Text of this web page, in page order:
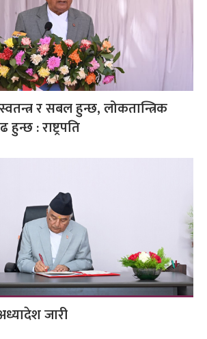
र सबल हुन्छ, लोकतान्त्रिक
: राष्ट्रपति
जारी